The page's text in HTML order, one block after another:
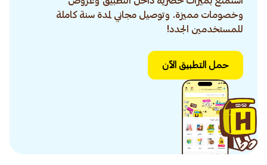
وخصومات مميزة. وتوصيل مجاني لمدة سنة كاملة
للمستخدمين الجدد!
حمل التطبيق الآن